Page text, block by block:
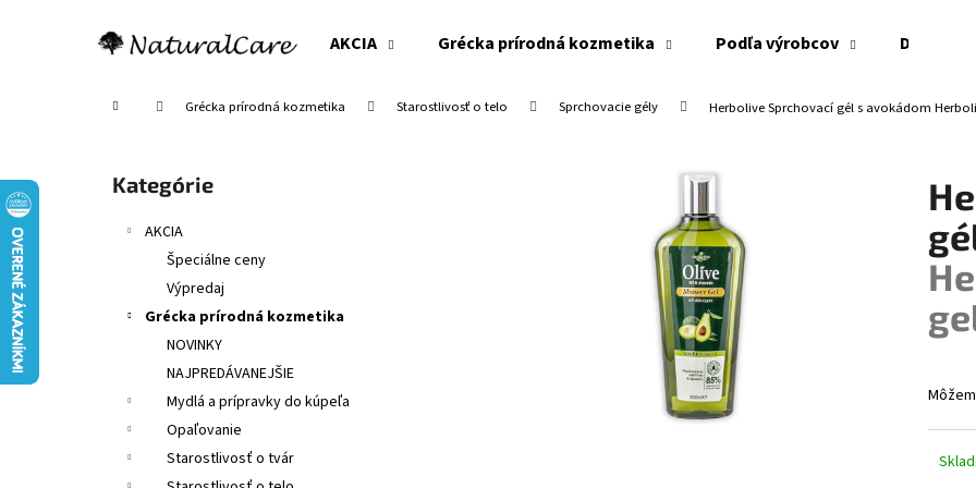
AKCIA Grécka prírodná kozmetika Podľa výrobcov Doplnky
Domov Grécka prírodná kozmetika Starostlivosť o telo Sprchovacie gély Herbolive Sprchovací gél s avokádom
Preskočiť
kategórie
Kategórie
AKCIA
Špeciálne ceny
Výpredaj
Grécka prírodná kozmetika
NOVINKY
NAJPREDÁVANEJŠIE
Mydlá a prípravky do kúpeľa
Opaľovanie
Starostlivosť o tvár
Späť
Späť
Čo potrebujete nájsť?
Odporúčame